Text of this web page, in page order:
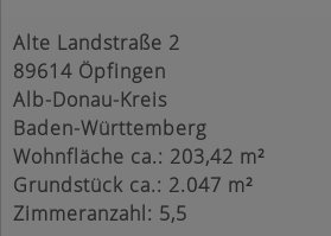
Alte Landstraße 2
89614 Öpfingen
Alb-Donau-Kreis
Baden-Württemberg
Wohnfläche ca.: 203,42 m²
Grundstück ca.: 2.047 m²
Zimmeranzahl: 5,5